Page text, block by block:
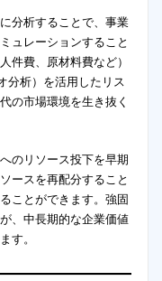
分析することで、事業
ュレーションすること
件費、原材料費など）
分析）を活用したリス
の市場環境を生き抜く
のリソース投下を早期
ースを再配分すること
ことができます。強固
、中長期的な企業価値
す。